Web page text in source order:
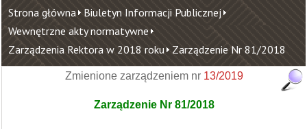
Strona główna Biuletyn Informacji Publicznej
Wewnętrzne akty normatywne
Zarządzenia Rektora w 2018 roku Zarządzenie Nr 81/2018
Zmienione zarządzeniem nr 13/2019
Zarządzenie Nr 81/2018